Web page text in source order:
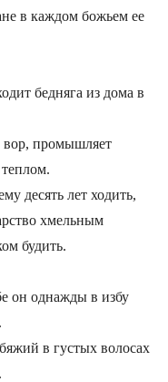
в каждом божьем ее
бедняга из дома в
вор, промышляет
десять лет ходить,
хмельным
будить.
он однажды в избу
в густых волосах